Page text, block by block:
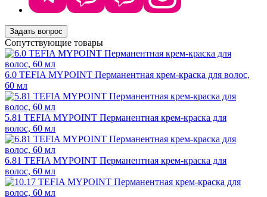
Задать вопрос
Сопутствующие товары
6.0 TEFIA MYPOINT Перманентная крем-краска для волос,
60 мл
5.81 TEFIA MYPOINT Перманентная крем-краска для
волос, 60 мл
6.81 TEFIA MYPOINT Перманентная крем-краска для
волос, 60 мл